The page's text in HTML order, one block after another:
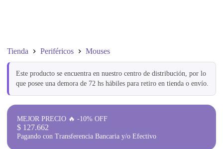
Tienda Periféricos Mouses
Este producto se encuentra en nuestro centro de distribución, por lo
que posee una demora de 72 hs hábiles para retiro en tienda o envío.
MEJOR PRECIO 🔥 -10% OFF
$ 127.662
Pagando con Transferencia Bancaria y/o Efectivo